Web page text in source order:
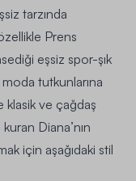
tarzında
Prens
eşsiz spor-şık
tutkunlarına
klasik ve çağdaş
Diana’nın
için aşağıdaki stil